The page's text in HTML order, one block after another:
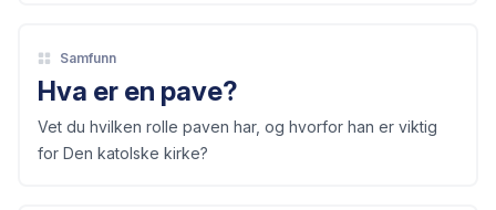
Samfunn
Hva er en pave?
Vet du hvilken rolle paven har, og hvorfor han er viktig
for Den katolske kirke?